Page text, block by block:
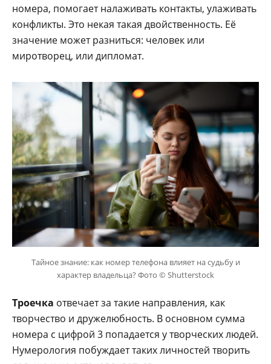
номера, помогает налаживать контакты, улаживать
конфликты. Это некая такая двойственность. Её
значение может разниться: человек или
миротворец, или дипломат.
Тайное знание: как номер телефона влияет на судьбу и
характер владельца? Фото © Shutterstock
Троечка отвечает за такие направления, как
творчество и дружелюбность. В основном сумма
номера с цифрой 3 попадается у творческих людей.
Нумерология побуждает таких личностей творить